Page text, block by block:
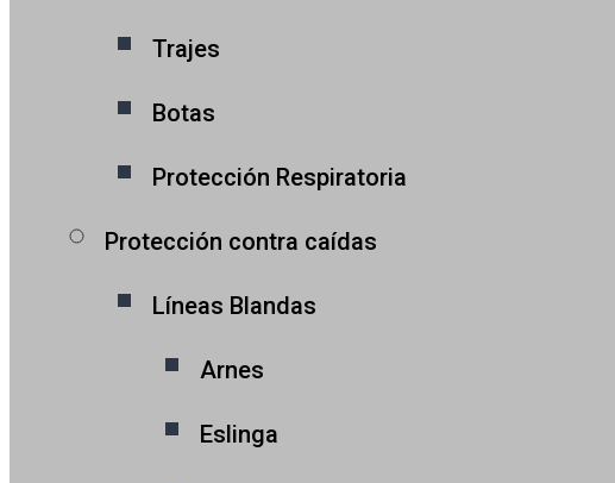
Trajes
Botas
Protección Respiratoria
Protección contra caídas
Líneas Blandas
Arnes
Eslinga